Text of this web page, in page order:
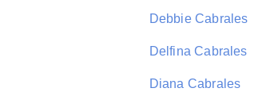
Debbie Cabrales
Delfina Cabrales
Diana Cabrales